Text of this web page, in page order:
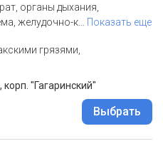
органы дыхания,
желудочно-к
Показать еще
грязями,
"Гагаринский"
Выбрать